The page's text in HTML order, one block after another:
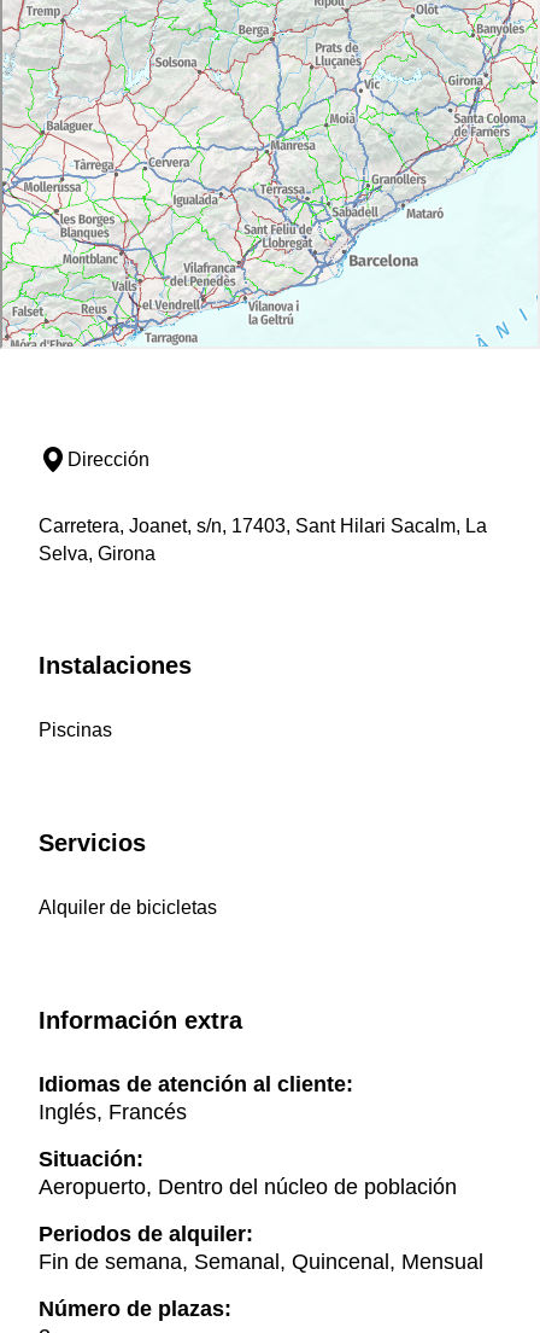
Dirección
Carretera, Joanet, s/n, 17403, Sant Hilari Sacalm, La
Selva, Girona
Instalaciones
Piscinas
Servicios
Alquiler de bicicletas
Información extra
Idiomas de atención al cliente:
Inglés, Francés
Situación:
Aeropuerto, Dentro del núcleo de población
Periodos de alquiler:
Fin de semana, Semanal, Quincenal, Mensual
Número de plazas: